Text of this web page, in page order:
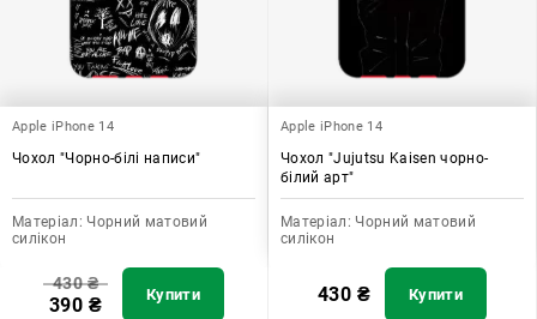
Apple iPhone 14
Чохол "Чорно-білі написи"
Матеріал: Чорний матовий
силікон
430₴
390 ₴ Купити
Apple iPhone 14
Чохол "Jujutsu Kaisen чорно-
білий арт"
Матеріал: Чорний матовий
силікон
430 ₴ Купити